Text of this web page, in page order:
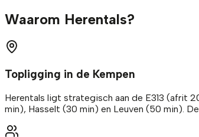
Waarom Herentals?
Topligging in de Kempen
Herentals ligt strategisch aan de E313 (afrit
min), Hasselt (30 min) en Leuven (50 min).